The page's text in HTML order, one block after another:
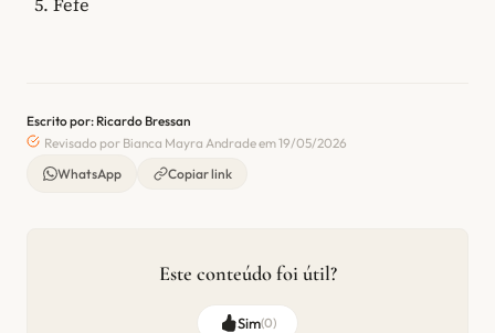
Escrito por: Ricardo Bressan
Revisado por Bianca Mayra Andrade em 19/05/2026
WhatsApp
Copiar link
Este conteúdo foi útil?
Sim(0)